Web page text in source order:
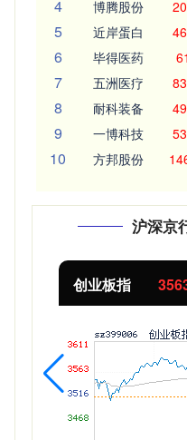
4 博腾股份
5 近岸蛋白
6 毕得医药
7 五洲医疗
8 耐科装备
9 一博科技
10 方邦股份
沪深京
基金指数